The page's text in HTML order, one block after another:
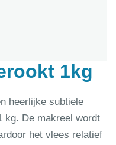
1kg
heerlijke subtiele
kg. De makreel wordt
het vlees relatief